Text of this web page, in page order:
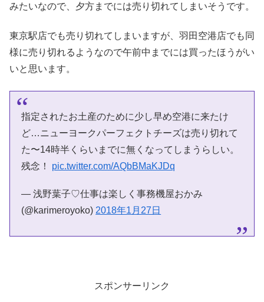
みたいなので、夕方までには売り切れてしまいそうです。
東京駅店でも売り切れてしまいますが、羽田空港店でも同
様に売り切れるようなので午前中までには買ったほうがい
いと思います。
指定されたお土産のために少し早め空港に来たけ
ど…ニューヨークパーフェクトチーズは売り切れて
た〜14時半くらいまでに無くなってしまうらしい。
残念！ pic.twitter.com/AQbBMaKJDq
— 浅野葉子♡仕事は楽しく事務機屋おかみ
(@karimeroyoko) 2018年1月27日
スポンサーリンク